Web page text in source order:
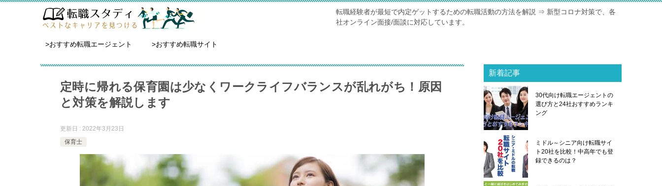
転職経験者が最短で内定ゲットするための転職活動の方法を解説 ⇒ 新型コロナ対策で、各
社オンライン面接/面談に対応しています。
>おすすめ転職エージェント >おすすめ転職サイト
定時に帰れる保育園は少なくワークライフバランスが乱れがち！原因
と対策を解説します
更新日 : 2022年3月23日
保育士
新着記事
30代向け転職エージェントの
選び方と24社おすすめランキ
ング
ミドル～シニア向け転職サイ
ト20社を比較！中高年でも登
録できるのは？